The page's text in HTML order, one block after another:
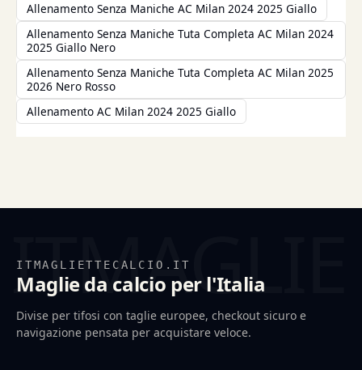
Allenamento Senza Maniche AC Milan 2024 2025 Giallo
Allenamento Senza Maniche Tuta Completa AC Milan 2024
2025 Giallo Nero
Allenamento Senza Maniche Tuta Completa AC Milan 2025
2026 Nero Rosso
Allenamento AC Milan 2024 2025 Giallo
ITMAGLIETTECALCIO.IT
Maglie da calcio per l'Italia
Divise per tifosi con taglie europee, checkout sicuro e
navigazione pensata per acquistare veloce.